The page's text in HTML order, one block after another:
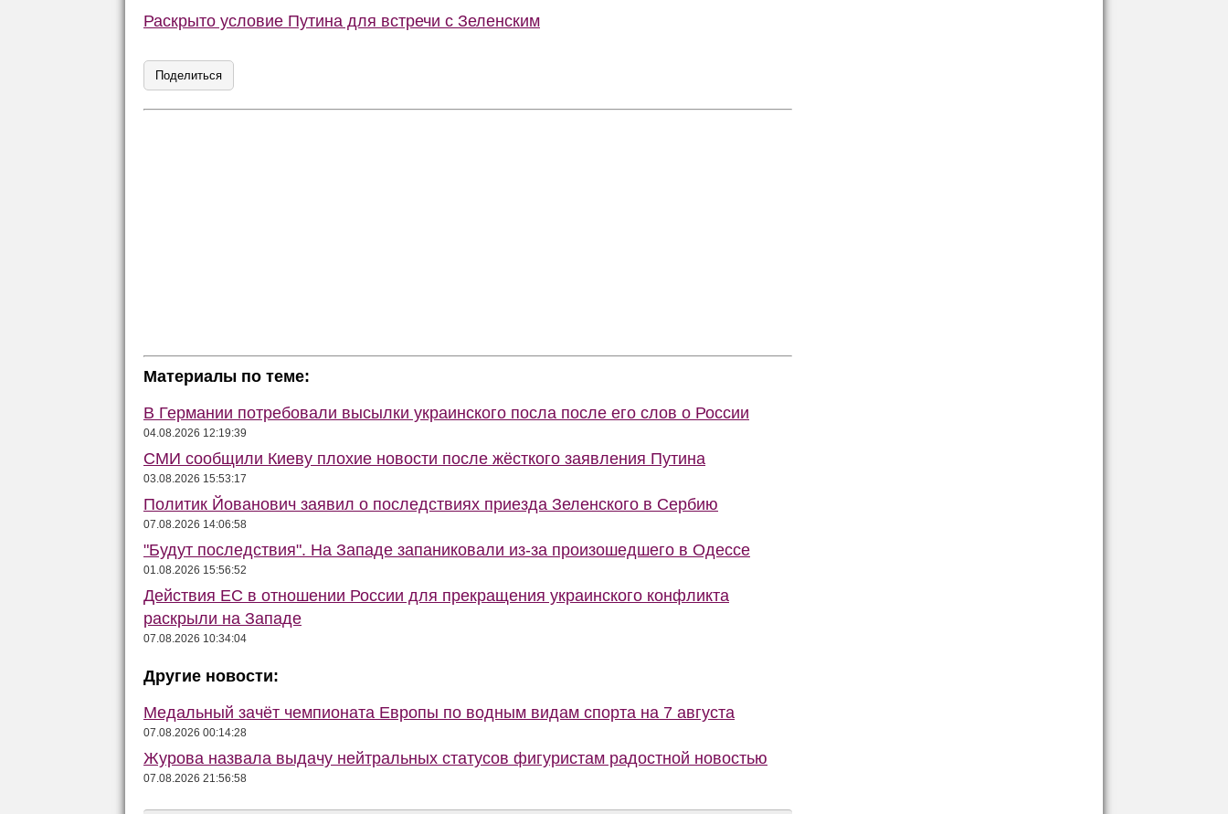
Раскрыто условие Путина для встречи с Зеленским
Поделиться
Материалы по теме:
В Германии потребовали высылки украинского посла после его слов о России
04.08.2026 12:19:39
СМИ сообщили Киеву плохие новости после жёсткого заявления Путина
03.08.2026 15:53:17
Политик Йованович заявил о последствиях приезда Зеленского в Сербию
07.08.2026 14:06:58
"Будут последствия". На Западе запаниковали из-за произошедшего в Одессе
01.08.2026 15:56:52
Действия ЕС в отношении России для прекращения украинского конфликта
раскрыли на Западе
07.08.2026 10:34:04
Другие новости:
Медальный зачёт чемпионата Европы по водным видам спорта на 7 августа
07.08.2026 00:14:28
Журова назвала выдачу нейтральных статусов фигуристам радостной новостью
07.08.2026 21:56:58